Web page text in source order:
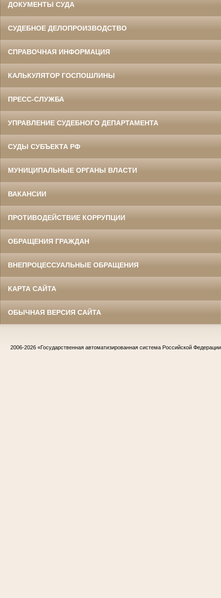
ДОКУМЕНТЫ СУДА
СУДЕБНОЕ ДЕЛОПРОИЗВОДСТВО
СПРАВОЧНАЯ ИНФОРМАЦИЯ
КАЛЬКУЛЯТОР ГОСПОШЛИНЫ
ПРЕСС-СЛУЖБА
УПРАВЛЕНИЕ СУДЕБНОГО ДЕПАРТАМЕНТА
СУДЫ СУБЪЕКТА РФ
МУНИЦИПАЛЬНЫЕ ОРГАНЫ ВЛАСТИ
ВАКАНСИИ
ПРОТИВОДЕЙСТВИЕ КОРРУПЦИИ
ОБРАЩЕНИЯ ГРАЖДАН
ВНЕПРОЦЕССУАЛЬНЫЕ ОБРАЩЕНИЯ
КАРТА САЙТА
ОБЫЧНАЯ ВЕРСИЯ САЙТА
2006-2026 «Государственная автоматизированная система Российской